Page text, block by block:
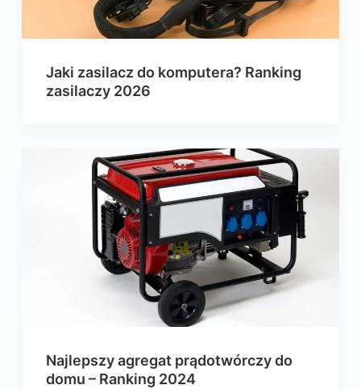
Jaki zasilacz do komputera? Ranking
zasilaczy 2026
Najlepszy agregat prądotwórczy do
domu – Ranking 2024